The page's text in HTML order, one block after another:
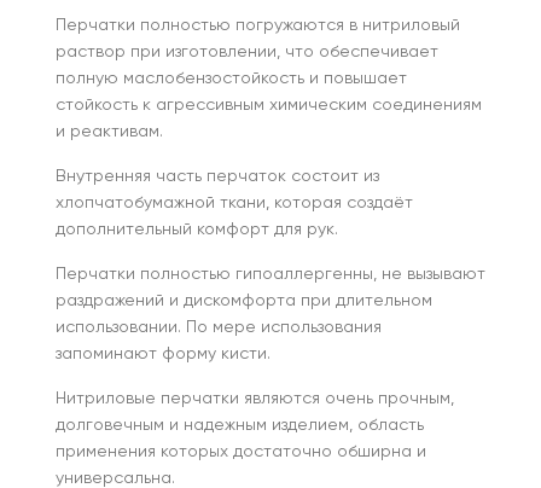
Перчатки полностью погружаются в нитриловый
раствор при изготовлении, что обеспечивает
полную маслобензостойкость и повышает
стойкость к агрессивным химическим соединениям
и реактивам.
Внутренняя часть перчаток состоит из
хлопчатобумажной ткани, которая создаёт
дополнительный комфорт для рук.
Перчатки полностью гипоаллергенны, не вызывают
раздражений и дискомфорта при длительном
использовании. По мере использования
запоминают форму кисти.
Нитриловые перчатки являются очень прочным,
долговечным и надежным изделием, область
применения которых достаточно обширна и
универсальна.